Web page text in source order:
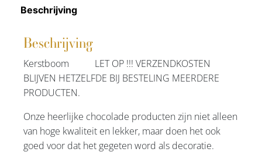
Beschrijving
Beschrijving
Kerstboom LET OP !!! VERZENDKOSTEN
BLIJVEN HETZELFDE BIJ BESTELING MEERDERE
PRODUCTEN.
Onze heerlijke chocolade producten zijn niet alleen
van hoge kwaliteit en lekker, maar doen het ook
goed voor dat het gegeten word als decoratie.